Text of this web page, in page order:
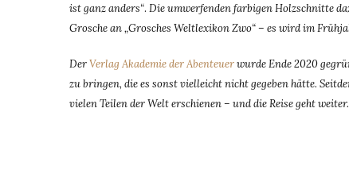
ist ganz anders“. Die umwerfenden farbigen Holzschnitte
Grosche an „Grosches Weltlexikon Zwo“ – es wird im
DerVerlag Akademie der Abenteuerwurde Ende 2020
zu bringen, die es sonst vielleicht nicht gegeben hätte.
vielen Teilen der Welt erschienen – und die Reise geht